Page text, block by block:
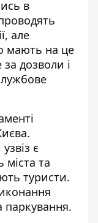
в
але
мають на це
дозволи і
є
міста та
туристи.
паркування.